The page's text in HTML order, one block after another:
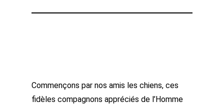
Commençons par nos amis les chiens, ces
fidèles compagnons appréciés de l’Homme